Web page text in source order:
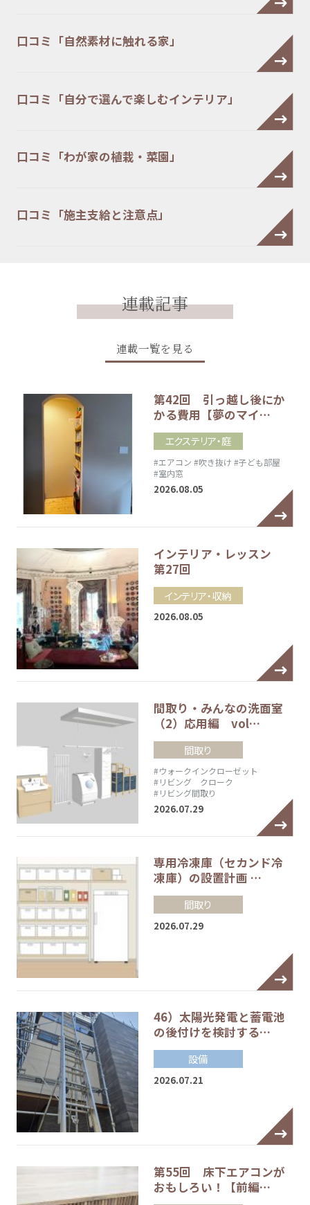
口コミ「自然素材に触れる家」
口コミ「自分で選んで楽しむインテリア」
口コミ「わが家の植栽・菜園」
口コミ「施主支給と注意点」
連載記事
連載一覧を見る
第42回 引っ越し後にか
かる費用【夢のマイ…
エクステリア・庭
#エアコン #吹き抜け #子ども部屋
#室内窓
2026.08.05
インテリア・レッスン
第27回
インテリア・収納
2026.08.05
間取り・みんなの洗面室
（2）応用編 vol…
間取り
#ウォークインクローゼット
#リビング クローク
#リビング間取り
2026.07.29
専用冷凍庫（セカンド冷
凍庫）の設置計画 …
間取り
2026.07.29
46）太陽光発電と蓄電池
の後付けを検討する…
設備
2026.07.21
第55回 床下エアコンが
おもしろい！【前編…